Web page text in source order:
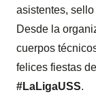
asistentes,
Desde la
cuerpos
felices fiestas
#LaLigaUSS.